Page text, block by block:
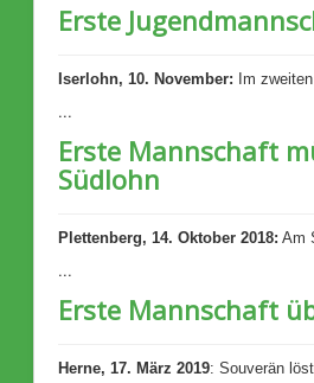
Erste
Iserlohn, 10. November: Im
...
Erste Mannschaft
Südlohn
Plettenberg, 14. Oktober 2018: Am
...
Erste Mannschaft
Herne, 17. März 2019: Souverän